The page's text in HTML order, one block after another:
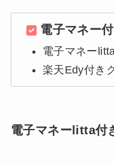
電子マネー
電子マネー
楽天Edy付き
電子マネーlitta付